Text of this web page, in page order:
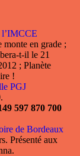
l’IMCCE
en grade ;
t-il le 21
; Planète
!
PGJ
597 870 700
de Bordeaux
Présenté aux